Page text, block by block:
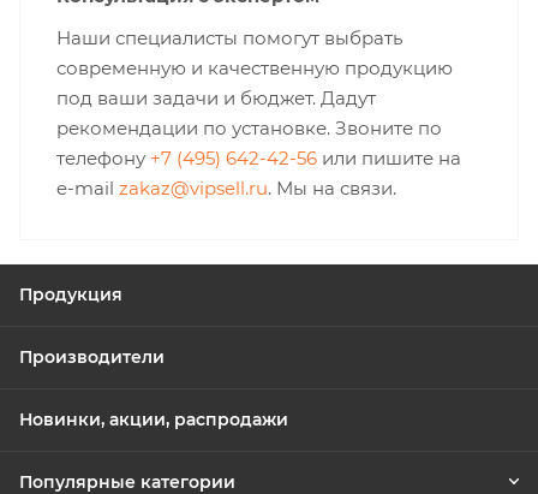
Наши специалисты помогут выбрать
современную и качественную продукцию
под ваши задачи и бюджет. Дадут
рекомендации по установке. Звоните по
телефону +7 (495) 642-42-56 или пишите на
e-mail zakaz@vipsell.ru. Мы на связи.
Продукция
Производители
Новинки, акции, распродажи
Популярные категории